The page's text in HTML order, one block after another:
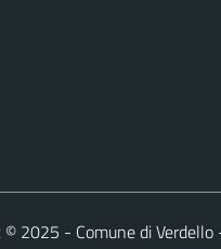
© 2025 - Comune di Verdello